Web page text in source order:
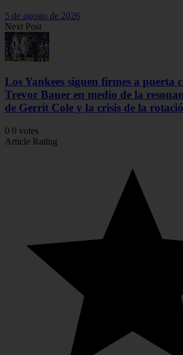
5 de agosto de 2026
Next Post
Los Yankees siguen firmes a puerta
Trevor Bauer en medio de la
de Gerrit Cole y la crisis de la
0 0 votes
Article Rating